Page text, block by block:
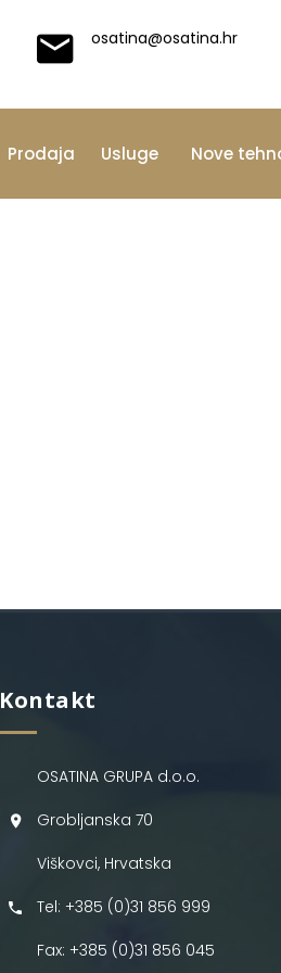
osatina@osatina.hr
Prodaja Usluge Nove
Kontakt
OSATINA GRUPA d.o.o.
Grobljanska 70
Viškovci, Hrvatska
Tel: +385 (0)31 856 999
Fax: +385 (0)31 856 045